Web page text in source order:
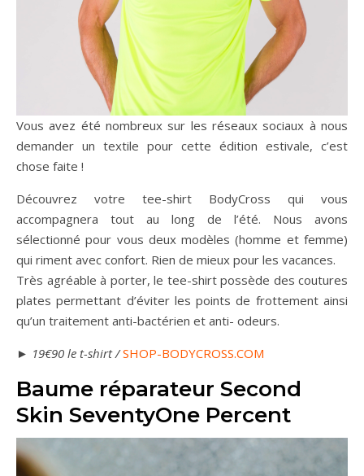
Vous avez été nombreux sur les réseaux sociaux à nous
demander un textile pour cette édition estivale, c’est
chose faite !
Découvrez votre tee-shirt BodyCross qui vous
accompagnera tout au long de l’été. Nous avons
sélectionné pour vous deux modèles (homme et femme)
qui riment avec confort. Rien de mieux pour les vacances.
Très agréable à porter, le tee-shirt possède des coutures
plates permettant d’éviter les points de frottement ainsi
qu’un traitement anti-bactérien et anti- odeurs.
► 19€90 le t-shirt / SHOP-BODYCROSS.COM
Baume réparateur Second
Skin SeventyOne Percent